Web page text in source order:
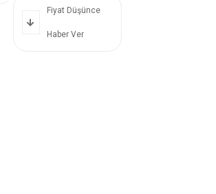
Fiyat Düşünce
Haber Ver